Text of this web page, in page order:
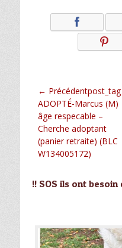
Navigation
de
l’article
← Précédentpost_tag
Article
précédent :
ADOPTÉ-Marcus (M)
âge respecable –
Cherche adoptant
(panier retraite) (BLC
W134005172)
!! SOS ils ont besoin